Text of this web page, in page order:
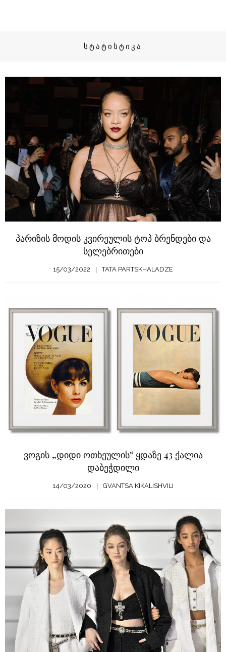
ᲡᲢᲐᲢᲘᲡᲢᲘᲙᲐ
პარიზის მოდის კვირეულის ტოპ ბრენდები და
სელებრითები
15/03/2022 TATA PARTSKHALADZE
ვოგის „დიდი ოთხეულის“ ყდაზე 43 ქალია
დაბეჭდილი
14/03/2020 GVANTSA KIKALISHVILI